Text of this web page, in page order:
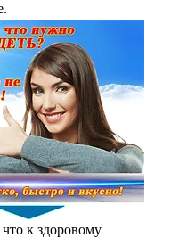
к здоровому